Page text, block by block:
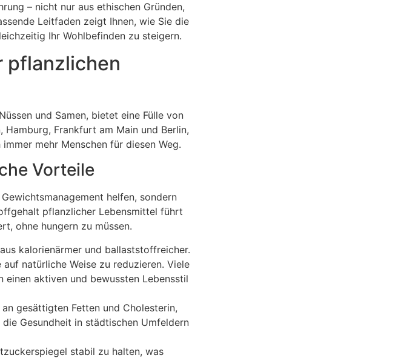
– nicht nur aus ethischen Gründen,
Leitfaden zeigt Ihnen, wie Sie die
Ihr Wohlbefinden zu steigern.
pflanzlichen
und Samen, bietet eine Fülle von
Frankfurt am Main und Berlin,
mehr Menschen für diesen Weg.
Vorteile
helfen, sondern
pflanzlicher Lebensmittel führt
ohne hungern zu müssen.
kalorienärmer und ballaststoffreicher.
natürliche Weise zu reduzieren. Viele
aktiven und bewussten Lebensstil
gesättigten Fetten und Cholesterin,
Gesundheit in städtischen Umfeldern
stabil zu halten, was